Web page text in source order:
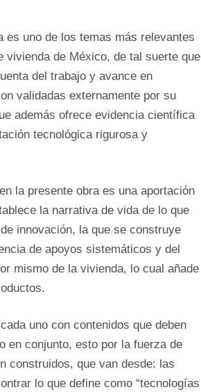
es uno de los temas más relevantes
vivienda de México, de tal suerte que
del trabajo y avance en
validadas externamente por su
además ofrece evidencia científica
tecnológica rigurosa y
la presente obra es una aportación
la narrativa de vida de lo que
innovación, la que se construye
de apoyos sistemáticos y del
mismo de la vivienda, lo cual añade
uno con contenidos que deben
en conjunto, esto por la fuerza de
construidos, que van desde: las
lo que define como “tecnologías